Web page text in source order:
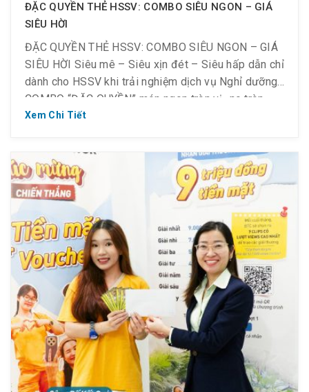
ĐẶC QUYỀN THẺ HSSV: COMBO SIÊU NGON – GIÁ
SIÊU HỜI
ĐẶC QUYỀN THẺ HSSV: COMBO SIÊU NGON – GIÁ
SIÊU HỜI Siêu mê – Siêu xịn đét – Siêu hấp dẫn chỉ
dành cho HSSV khi trải nghiệm dịch vụ Nghỉ dưỡng:
COMBO “ĐẶC QUYỀN” món ngon tròn vị- no tròn
bụng – giá tròn ví: Combo 1 người: ĂN XẢ LÁNG CHỈ
Xem Chi Tiết